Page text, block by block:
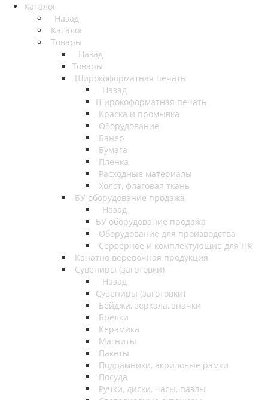
Каталог
Назад
Каталог
Товары
Назад
Товары
Широкоформатная печать
Назад
Широкоформатная печать
Краска и промывка
Оборудование
Банер
Бумага
Пленка
Расходные материалы
Холст, флаговая ткань
БУ оборудование продажа
Назад
БУ оборудование продажа
Оборудование для производства
Серверное и комплектующие для ПК
Канатно веревочная продукция
Сувениры (заготовки)
Назад
Сувениры (заготовки)
Бейджи, зеркала, значки
Брелки
Керамика
Магниты
Пакеты
Подрамники, акриловые рамки
Посуда
Ручки, диски, часы, пазлы